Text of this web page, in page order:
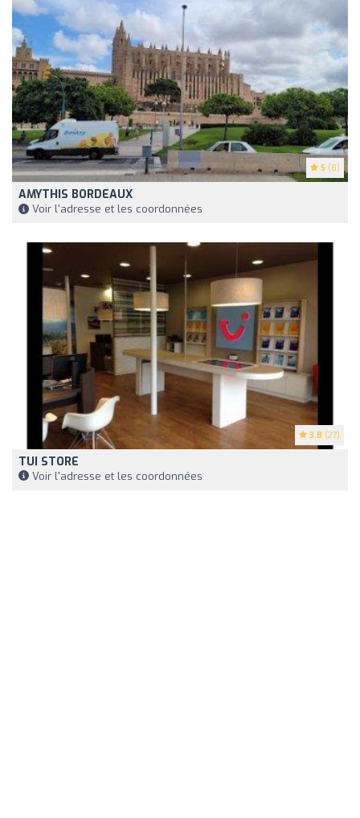
5 (8)
AMYTHIS BORDEAUX
Voir l'adresse et les coordonnées
3.8 (27)
TUI STORE
Voir l'adresse et les coordonnées